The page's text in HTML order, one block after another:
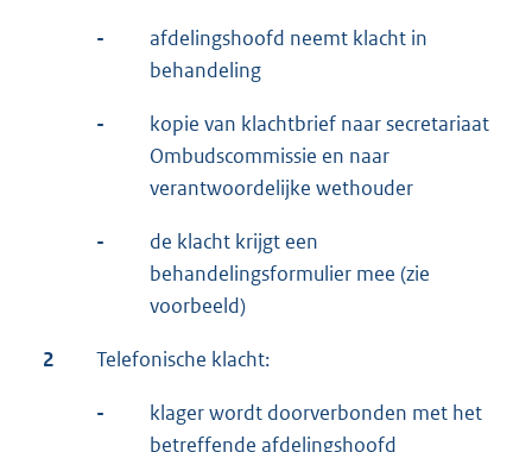
-
afdelingshoofd neemt klacht in
behandeling
-
kopie van klachtbrief naar secretariaat
Ombudscommissie en naar
verantwoordelijke wethouder
-
de klacht krijgt een
behandelingsformulier mee (zie
voorbeeld)
2 Telefonische klacht:
-
klager wordt doorverbonden met het
betreffende afdelingshoofd